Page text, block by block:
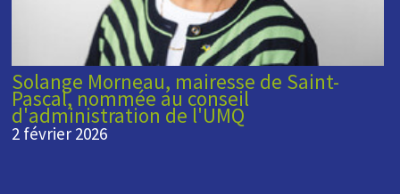
Solange Morneau, mairesse de Saint-
Pascal, nommée au conseil
d'administration de l'UMQ
2 février 2026